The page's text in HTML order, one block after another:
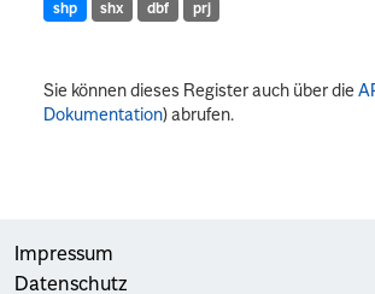
shp shx dbf prj
Sie können dieses Register auch über die
Dokumentation) abrufen.
Impressum
Datenschutz